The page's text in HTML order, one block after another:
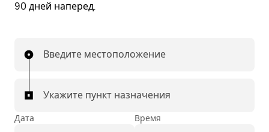
90 дней наперед.
Введите местоположение
Укажите пункт назначения
Дата Время